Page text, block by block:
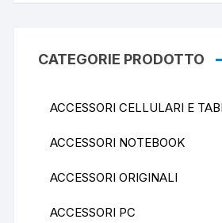
CATEGORIE PRODOTTO
ACCESSORI CELLULARI E
ACCESSORI NOTEBOOK
ACCESSORI ORIGINALI
ACCESSORI PC